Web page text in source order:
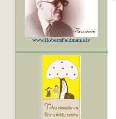
www.RobertsFeldmanis.lv